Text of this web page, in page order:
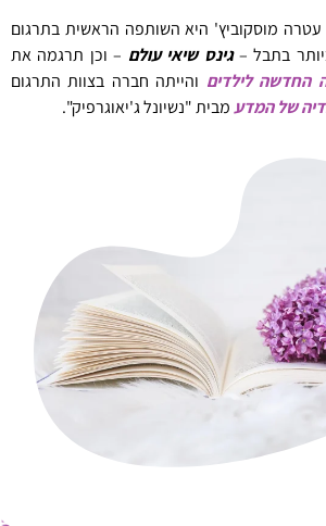
עטרה מוסקוביץ' היא השותפה הראשית בתרגום
בתבל –גינס שיאי עולם – וכן תרגמה את
החדשה לילדים והייתה חברה בצוות התרגום
של המדעמבית "נשיונל ג'יאוגרפיק".